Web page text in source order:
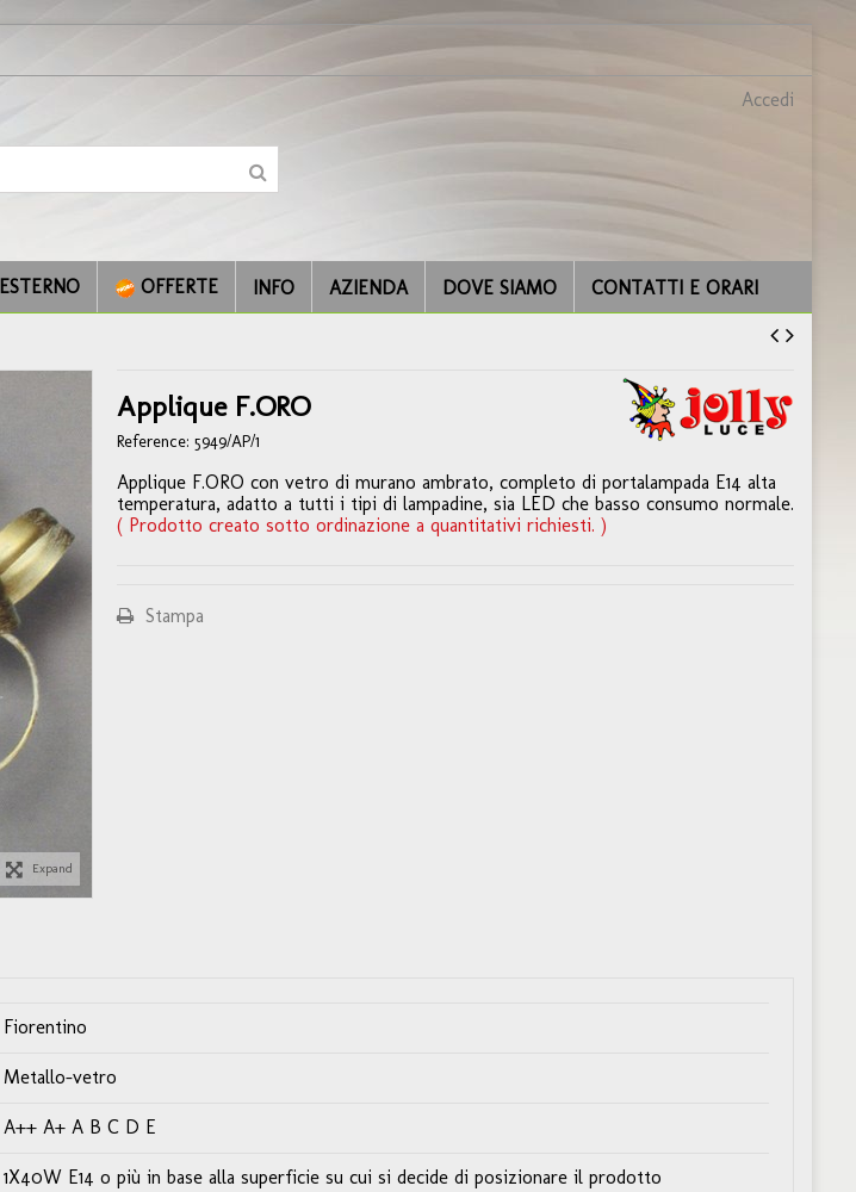
Accedi
ESTERNO OFFERTE INFO AZIENDA DOVE SIAMO CONTATTI E ORARI
Expand
Applique F.ORO
Reference: 5949/AP/1
Applique F.ORO con vetro di murano ambrato, completo di portalampada E14 alta
temperatura, adatto a tutti i tipi di lampadine, sia LED che basso consumo normale.
( Prodotto creato sotto ordinazione a quantitativi richiesti. )
Stampa
Fiorentino
Metallo-vetro
A++ A+ A B C D E
1X40W E14 o più in base alla superficie su cui si decide di posizionare il prodotto